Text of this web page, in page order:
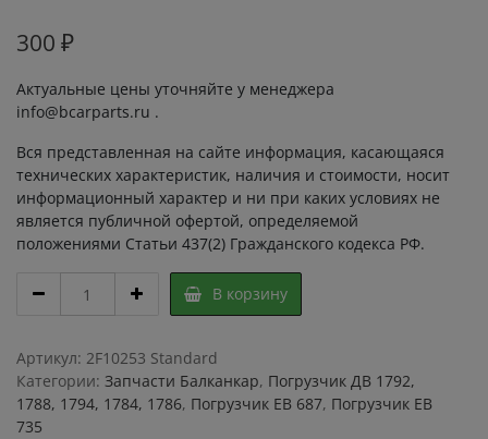
300 ₽
Актуальные цены уточняйте у менеджера
info@bcarparts.ru .
Вся представленная на сайте информация, касающаяся
технических характеристик, наличия и стоимости, носит
информационный характер и ни при каких условиях не
является публичной офертой, определяемой
положениями Статьи 437(2) Гражданского кодекса РФ.
колесный
01.00.06
/
6203
В корзину
Артикул: 2F10253 Standard
Категории: Запчасти Балканкар, Погрузчик ДВ 1792,
1788, 1794, 1784, 1786, Погрузчик ЕВ 687, Погрузчик ЕВ
735